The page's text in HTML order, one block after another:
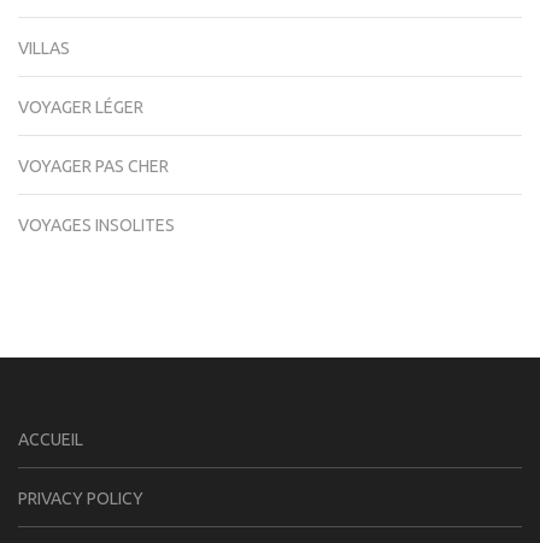
VILLAS
VOYAGER LÉGER
VOYAGER PAS CHER
VOYAGES INSOLITES
ACCUEIL
PRIVACY POLICY